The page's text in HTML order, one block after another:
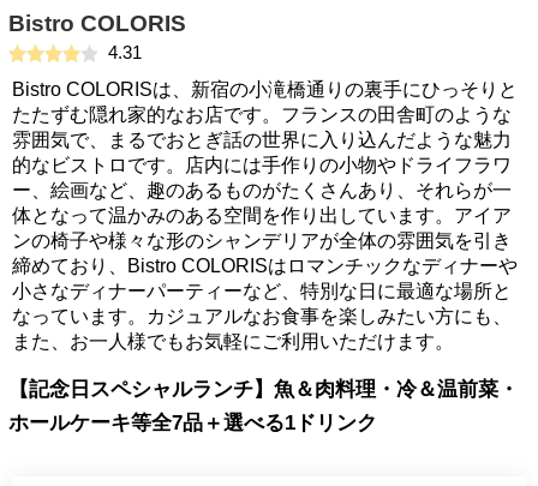
Bistro COLORIS
4.31
Bistro COLORISは、新宿の小滝橋通りの裏手にひっそりと
たたずむ隠れ家的なお店です。フランスの田舎町のような
雰囲気で、まるでおとぎ話の世界に入り込んだような魅力
的なビストロです。店内には手作りの小物やドライフラワ
ー、絵画など、趣のあるものがたくさんあり、それらが一
体となって温かみのある空間を作り出しています。アイア
ンの椅子や様々な形のシャンデリアが全体の雰囲気を引き
締めており、Bistro COLORISはロマンチックなディナーや
小さなディナーパーティーなど、特別な日に最適な場所と
なっています。カジュアルなお食事を楽しみたい方にも、
また、お一人様でもお気軽にご利用いただけます。
【記念日スペシャルランチ】魚＆肉料理・冷＆温前菜・
ホールケーキ等全7品＋選べる1ドリンク